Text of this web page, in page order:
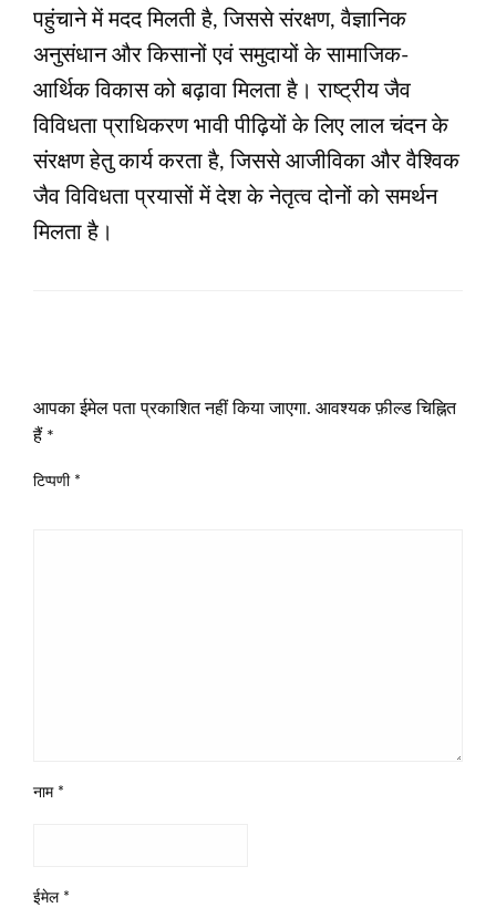
पहुंचाने में मदद मिलती है, जिससे संरक्षण, वैज्ञानिक
अनुसंधान और किसानों एवं समुदायों के सामाजिक-
आर्थिक विकास को बढ़ावा मिलता है। राष्ट्रीय जैव
विविधता प्राधिकरण भावी पीढ़ियों के लिए लाल चंदन के
संरक्षण हेतु कार्य करता है, जिससे आजीविका और वैश्विक
जैव विविधता प्रयासों में देश के नेतृत्व दोनों को समर्थन
मिलता है।
आपका ईमेल पता प्रकाशित नहीं किया जाएगा. आवश्यक फ़ील्ड चिह्नित
हैं *
टिप्पणी *
नाम *
ईमेल *